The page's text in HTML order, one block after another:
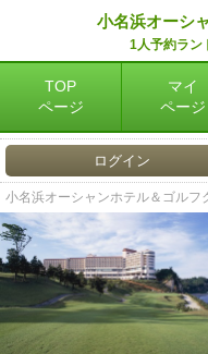
小名浜オーシ
1人予約ラン
TOP
ページ
マイ
ページ
ログイン
小名浜オーシャンホテル＆ゴルフ